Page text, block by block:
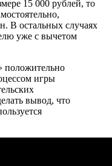
15 000 рублей, то
В остальных случаях
уже с вычетом
положительно
игры
вывод, что